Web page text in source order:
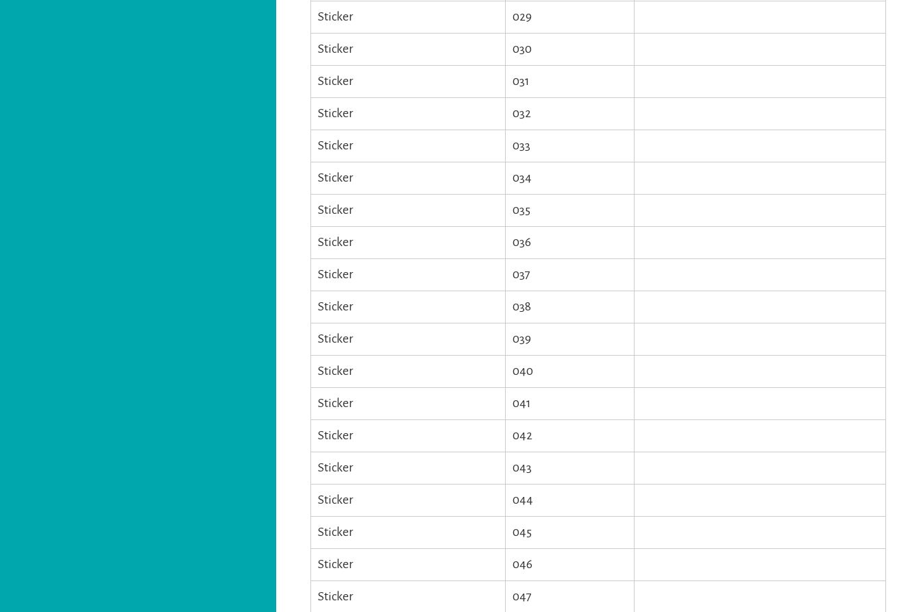
Sticker 029
Sticker 030
Sticker 031
Sticker 032
Sticker 033
Sticker 034
Sticker 035
Sticker 036
Sticker 037
Sticker 038
Sticker 039
Sticker 040
Sticker 041
Sticker 042
Sticker 043
Sticker 044
Sticker 045
Sticker 046
Sticker 047